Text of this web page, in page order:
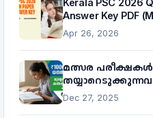
Answer Key PDF
Apr 26, 2026
മത്സര
രൂപ!
Dec 27, 2025